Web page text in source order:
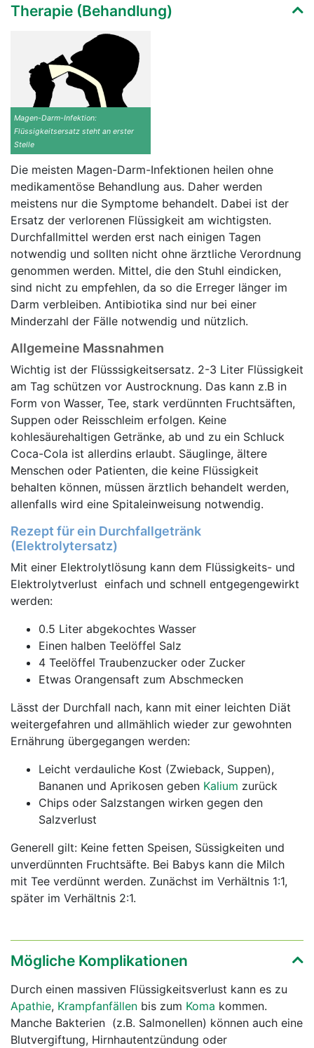
Therapie (Behandlung)
Magen-Darm-Infektion:
Flüssigkeitsersatz steht an erster
Stelle
Die meisten Magen-Darm-Infektionen heilen ohne
medikamentöse Behandlung aus. Daher werden
meistens nur die Symptome behandelt. Dabei ist der
Ersatz der verlorenen Flüssigkeit am wichtigsten.
Durchfallmittel werden erst nach einigen Tagen
notwendig und sollten nicht ohne ärztliche Verordnung
genommen werden. Mittel, die den Stuhl eindicken,
sind nicht zu empfehlen, da so die Erreger länger im
Darm verbleiben. Antibiotika sind nur bei einer
Minderzahl der Fälle notwendig und nützlich.
Allgemeine Massnahmen
Wichtig ist der Flüsssigkeitsersatz. 2-3 Liter Flüssigkeit
am Tag schützen vor Austrocknung. Das kann z.B in
Form von Wasser, Tee, stark verdünnten Fruchtsäften,
Suppen oder Reisschleim erfolgen. Keine
kohlesäurehaltigen Getränke, ab und zu ein Schluck
Coca-Cola ist allerdins erlaubt. Säuglinge, ältere
Menschen oder Patienten, die keine Flüssigkeit
behalten können, müssen ärztlich behandelt werden,
allenfalls wird eine Spitaleinweisung notwendig.
Rezept für ein Durchfallgetränk
(Elektrolytersatz)
Mit einer Elektrolytlösung kann dem Flüssigkeits- und
Elektrolytverlust einfach und schnell entgegengewirkt
werden:
0.5 Liter abgekochtes Wasser
Einen halben Teelöffel Salz
4 Teelöffel Traubenzucker oder Zucker
Etwas Orangensaft zum Abschmecken
Lässt der Durchfall nach, kann mit einer leichten Diät
weitergefahren und allmählich wieder zur gewohnten
Ernährung übergegangen werden:
Leicht verdauliche Kost (Zwieback, Suppen),
Bananen und Aprikosen geben Kalium zurück
Chips oder Salzstangen wirken gegen den
Salzverlust
Generell gilt: Keine fetten Speisen, Süssigkeiten und
unverdünnten Fruchtsäfte. Bei Babys kann die Milch
mit Tee verdünnt werden. Zunächst im Verhältnis 1:1,
später im Verhältnis 2:1.
Mögliche Komplikationen
Durch einen massiven Flüssigkeitsverlust kann es zu
Apathie, Krampfanfällen bis zum Koma kommen.
Manche Bakterien (z.B. Salmonellen) können auch eine
Blutvergiftung, Hirnhautentzündung oder